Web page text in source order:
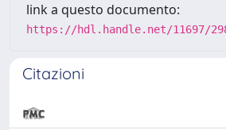
link a questo documento:
https://hdl.handle.net/11697/
Citazioni